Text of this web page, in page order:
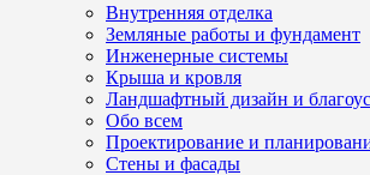
Внутренняя отделка
Земляные работы и фундамент
Инженерные системы
Крыша и кровля
Ландшафтный дизайн и
Обо всем
Проектирование и
Стены и фасады